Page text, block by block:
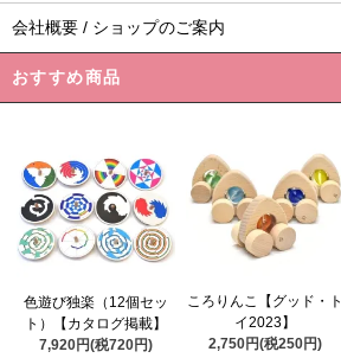
会社概要 / ショップのご案内
おすすめ商品
色遊び独楽（12個セッ
ト）【カタログ掲載】
7,920円(税720円)
ころりんこ【グッド・ト
イ2023】
2,750円(税250円)